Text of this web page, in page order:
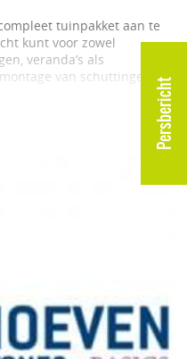
Persbericht
tuinpakket aan te
kunt voor zowel
veranda’s als
van schuttingen,
probeert zich verder te
het gebied van noviteiten.